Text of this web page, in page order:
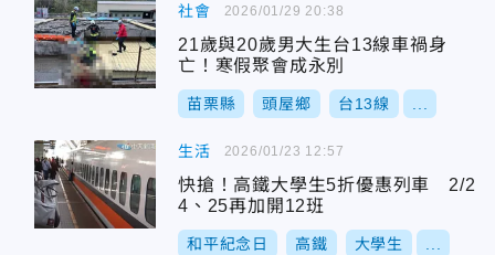
社會
21歲與20歲男大生台13線車禍身
亡！寒假聚會成永別
苗栗縣 頭屋鄉 台13線
2026/01/29 20:38
生活
快搶！高鐵大學生5折優惠列車 2/2
4、25再加開12班
和平紀念日 高鐵 大學生
2026/01/23 12:57